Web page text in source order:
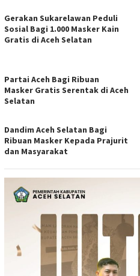
Gerakan Sukarelawan Peduli
Sosial Bagi 1.000 Masker Kain
Gratis di Aceh Selatan
Partai Aceh Bagi Ribuan
Masker Gratis Serentak di Aceh
Selatan
Dandim Aceh Selatan Bagi
Ribuan Masker Kepada Prajurit
dan Masyarakat